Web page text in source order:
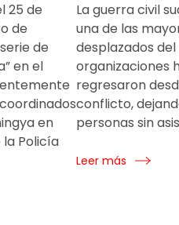
25 de
de
de
en el
en
Policía
La guerra civil
una de las
desplazados
organizaciones
regresaron
conflicto,
personas sin
Leer más